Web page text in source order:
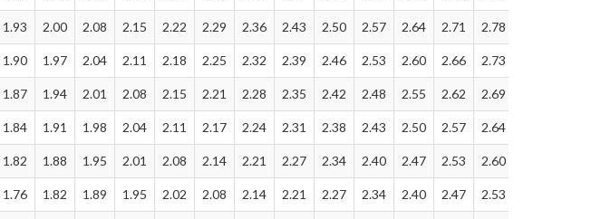
1.93 2.00 2.08 2.15 2.22 2.29 2.36 2.43 2.50 2.57 2.64 2.71 2.78
1.90 1.97 2.04 2.11 2.18 2.25 2.32 2.39 2.46 2.53 2.60 2.66 2.73
1.87 1.94 2.01 2.08 2.15 2.21 2.28 2.35 2.42 2.48 2.55 2.62 2.69
1.84 1.91 1.98 2.04 2.11 2.17 2.24 2.31 2.38 2.43 2.50 2.57 2.64
1.82 1.88 1.95 2.01 2.08 2.14 2.21 2.27 2.34 2.40 2.47 2.53 2.60
1.76 1.82 1.89 1.95 2.02 2.08 2.14 2.21 2.27 2.34 2.40 2.47 2.53